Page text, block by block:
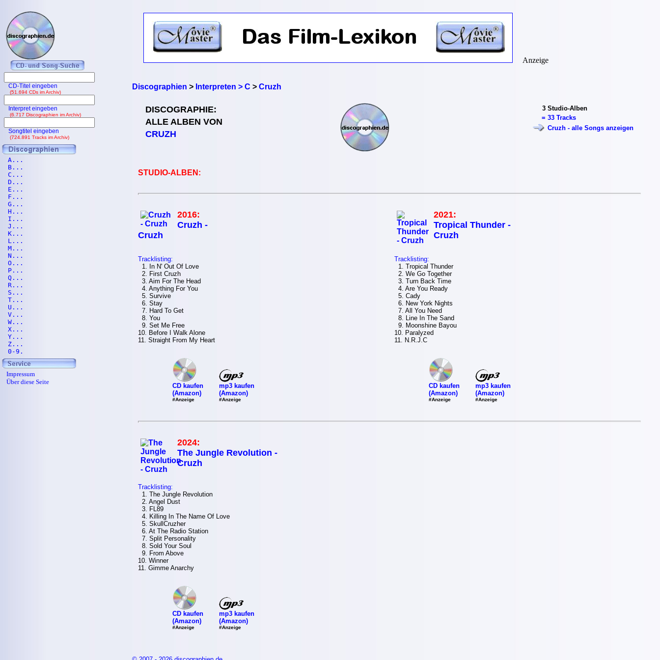
Discographien > Interpreten > C > Cruzh
DISCOGRAPHIE:
ALLE ALBEN VON
CRUZH
3 Studio-Alben
= 33 Tracks
Cruzh - alle Songs anzeigen
STUDIO-ALBEN:
2016:
Cruzh -
Cruzh
Tracklisting:
1. In N' Out Of Love
2. First Cruzh
3. Aim For The Head
4. Anything For You
5. Survive
6. Stay
7. Hard To Get
8. You
9. Set Me Free
10. Before I Walk Alone
11. Straight From My Heart
CD kaufen
(Amazon)
#Anzeige
mp3 kaufen
(Amazon)
#Anzeige
2021:
Tropical Thunder -
Cruzh
Tracklisting:
1. Tropical Thunder
2. We Go Together
3. Turn Back Time
4. Are You Ready
5. Cady
6. New York Nights
7. All You Need
8. Line In The Sand
9. Moonshine Bayou
10. Paralyzed
11. N.R.J.C
CD kaufen
(Amazon)
#Anzeige
mp3 kaufen
(Amazon)
#Anzeige
2024:
The Jungle Revolution -
Cruzh
Tracklisting:
1. The Jungle Revolution
2. Angel Dust
3. FL89
4. Killing In The Name Of Love
5. SkullCruzher
6. At The Radio Station
7. Split Personality
8. Sold Your Soul
9. From Above
10. Winner
11. Gimme Anarchy
CD kaufen
(Amazon)
#Anzeige
mp3 kaufen
(Amazon)
#Anzeige
Anzeige
CD-Titel eingeben
(51.694 CDs im Archiv)
Interpret eingeben
(6.717 Discographien im Archiv)
Songtitel eingeben
(724.891 Tracks im Archiv)
A...
B...
C...
D...
E...
F...
G...
H...
I...
J...
K...
L...
M...
N...
O...
P...
Q...
R...
S...
T...
U...
V...
W...
X...
Y...
Z...
0-9.
Impressum
Über diese Seite